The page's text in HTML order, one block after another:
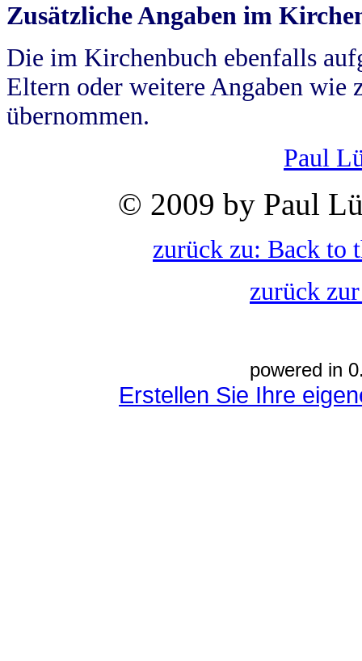
Zusätzliche Angaben im
Die im Kirchenbuch ebenfalls
Eltern oder weitere Angaben wie
übernommen.
Paul
© 2009 by Paul
zurück zu: Back to
zurück
powered in
Erstellen Sie Ihre